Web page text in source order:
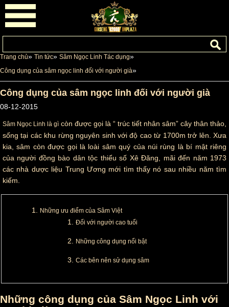
Trang chủ» Tin tức» Sâm Ngọc Linh Tác dụng»
Công dụng của sâm ngọc linh đối với người già»
Công dụng của sâm ngọc linh đối với người già
08-12-2015
Sâm Ngọc Linh là gì còn được gọi là “ trúc tiết nhân sâm” cây thân thảo,
sống tại các khu rừng nguyên sinh với độ cao từ 1700m trở lên. Xưa
kia, sâm còn được gọi là loài sâm quý của núi rùng là bí mật riêng
của người đồng bào dân tộc thiểu số Xê Đăng, mãi đến năm 1973
các nhà dược liệu Trung Ương mới tìm thấy nó sau nhiều năm tìm
kiếm.
Những ưu điểm của Sâm Việt
Đối với người cao tuổi
Những công dụng nổi bật
Các bên nên sử dụng sâm
Những công dụng của Sâm Ngọc Linh với